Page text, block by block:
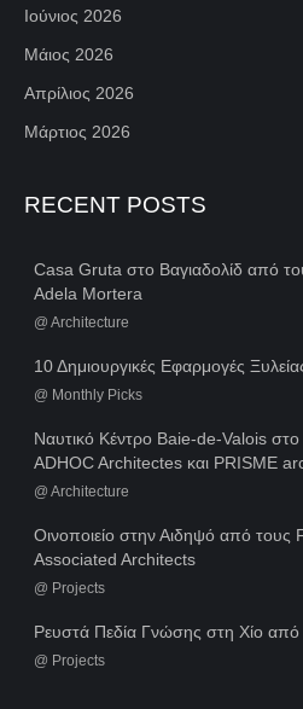
Ιούνιος 2026
Μάιος 2026
Απρίλιος 2026
Μάρτιος 2026
RECENT POSTS
Casa Gruta στο Βαγιαδολίδ από
Adela Mortera
@ Architecture
10 Δημιουργικές Εφαρμογές
@ Monthly Picks
Ναυτικό Κέντρο Baie-de-Valois
ADHOC Architectes και PRISME
@ Architecture
Οινοποιείο στην Αιδηψό από
Associated Architects
@ Projects
Ρευστά Πεδία Γνώσης στη Χίο
@ Projects